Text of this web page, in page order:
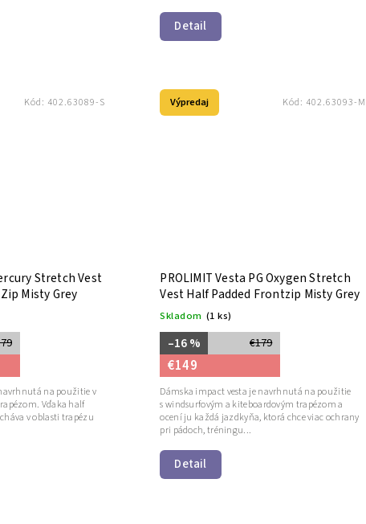
Detail
Stretch Vest
Misty Grey
na použitie v
Vďaka half
v oblasti trapézu
Kód: 402.63089-S Výpredaj
PROLIMIT Vesta PG Oxygen Stretch
Vest Half Padded Frontzip Misty Grey
Skladom (1 ks)
€179
–16 %
€149
Detail
Dámska impact vesta je navrhnutá na použitie
s windsurfovým a kiteboardovým trapézom a
ocení ju každá jazdkyňa, ktorá chce viac ochrany
pri pádoch, tréningu...
Kód: 402.63093-M